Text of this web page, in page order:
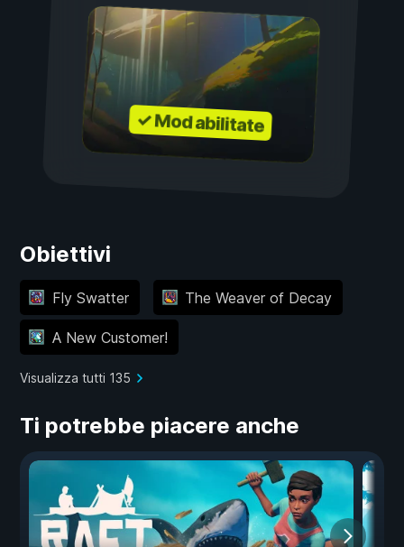
✓ Mod abilitate
Obiettivi
Fly Swatter The Weaver of Decay
A New Customer!
Visualizza tutti 135
Ti potrebbe piacere anche